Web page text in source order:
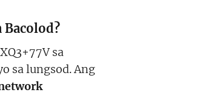
Bacolod?
sa
sa lungsod. Ang